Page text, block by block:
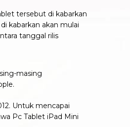
tersebut di kabarkan
kabarkan akan mulai
tanggal rilis
masing
Untuk mencapai
Pc Tablet iPad Mini